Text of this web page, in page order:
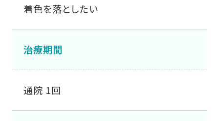
着色を落としたい
治療期間
通院 1回